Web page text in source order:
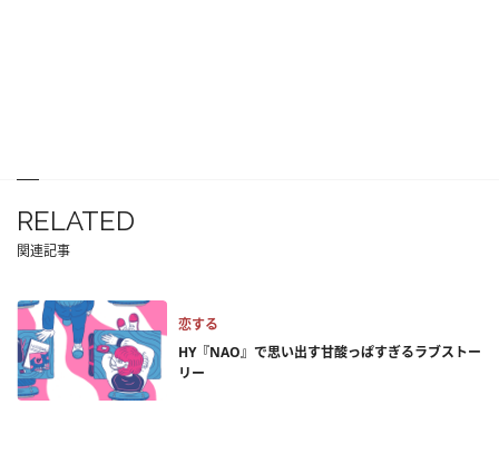
RELATED
関連記事
恋する
HY『NAO』で思い出す甘酸っぱすぎるラブストー
リー